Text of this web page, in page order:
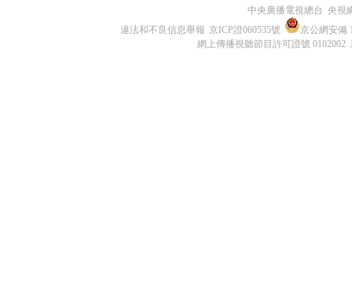
中央廣播電視總台 央視
違法和不良信息舉報 京ICP證060535號
京公網安備
網上傳播視聽節目許可證號 0102002